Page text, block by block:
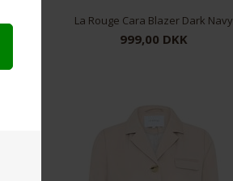
La Rouge Cara Blazer Dark Navy
999,00 DKK